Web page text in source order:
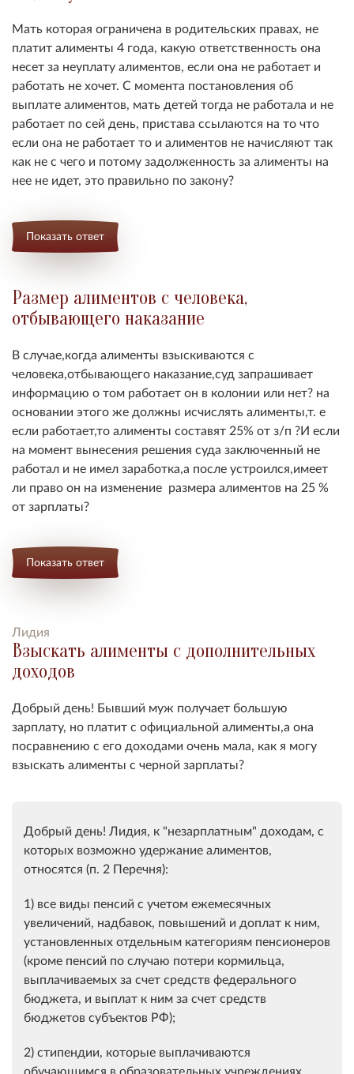
Мать которая ограничена в родительских правах, не
платит алименты 4 года, какую ответственность она
несет за неуплату алиментов, если она не работает и
работать не хочет. С момента постановления об
выплате алиментов, мать детей тогда не работала и не
работает по сей день, пристава ссылаются на то что
если она не работает то и алиментов не начисляют так
как не с чего и потому задолженность за алименты на
нее не идет, это правильно по закону?
Показать ответ
Размер алиментов с человека,
отбывающего наказание
В случае,когда алименты взыскиваются с
человека,отбывающего наказание,суд запрашивает
информацию о том работает он в колонии или нет? на
основании этого же должны исчислять алименты,т. е
если работает,то алименты составят 25% от з/п ?И если
на момент вынесения решения суда заключенный не
работал и не имел заработка,а после устроился,имеет
ли право он на изменение размера алиментов на 25 %
от зарплаты?
Показать ответ
Лидия
Взыскать алименты с дополнительных
доходов
Добрый день! Бывший муж получает большую
зарплату, но платит с официальной алименты,а она
посравнению с его доходами очень мала, как я могу
взыскать алименты с черной зарплаты?
Добрый день! Лидия, к "незарплатным" доходам, с
которых возможно удержание алиментов,
относятся (п. 2 Перечня):
1) все виды пенсий с учетом ежемесячных
увеличений, надбавок, повышений и доплат к ним,
установленных отдельным категориям пенсионеров
(кроме пенсий по случаю потери кормильца,
выплачиваемых за счет средств федерального
бюджета, и выплат к ним за счет средств
бюджетов субъектов РФ);
2) стипендии, которые выплачиваются
обучающимся в образовательных учреждениях